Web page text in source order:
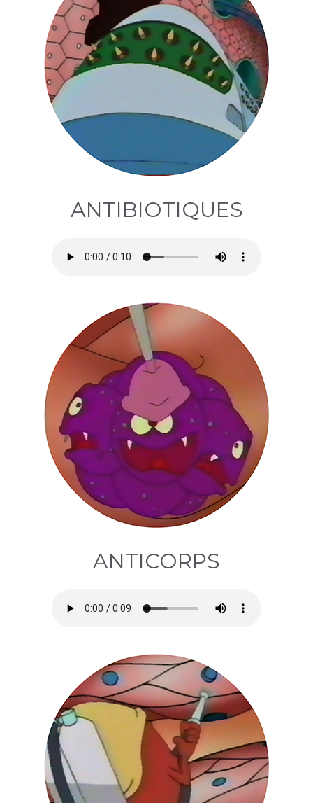
ANTIBIOTIQUES
ANTICORPS